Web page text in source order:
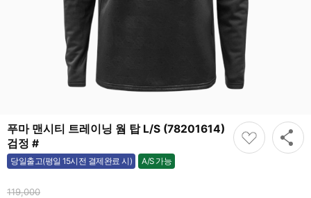
푸마 맨시티 트레이닝 웜 탑 L/S (78201614)
검정 #
당일출고(평일 15시전 결제완료 시) A/S 가능
가능
119,000